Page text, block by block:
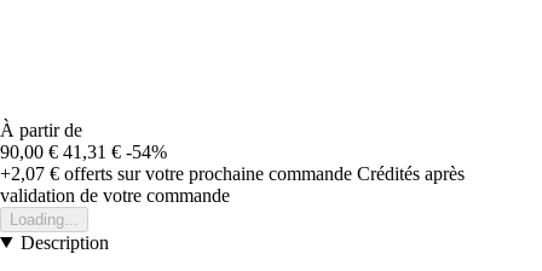
À partir de
90,00 € 41,31 € -54%
+2,07 € offerts sur votre prochaine commande Crédités après
validation de votre commande
Loading...
Description